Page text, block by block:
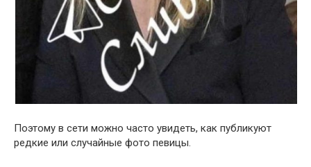
Поэтому в сети можно часто увидеть, как публикуют
редкие или случайные фото певицы.